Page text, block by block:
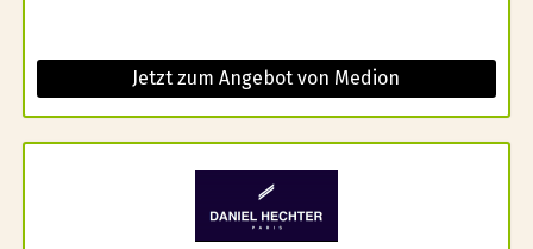
Jetzt zum Angebot von Medion